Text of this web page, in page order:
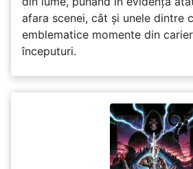
afara scenei, cât și unele dintre
emblematice momente din
începuturi.